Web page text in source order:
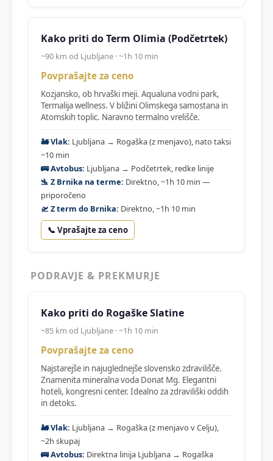
Kako priti do Term Olimia (Podčetrtek)
~90 km od Ljubljane · ~1h 10 min
Povprašajte za ceno
Kozjansko, ob hrvaški meji. Aqualuna vodni park,
Termalija wellness. V bližini Olimskega samostana in
Atomskih toplic. Naravno termalno vrelišče.
🚂 Vlak: Ljubljana → Rogaška (z menjavo), nato taksi
~10 min
🚌 Avtobus: Ljubljana → Podčetrtek, redke linije
🛬 Z Brnika na terme: Direktno, ~1h 10 min —
priporočeno
🛫 Z term do Brnika: Direktno, ~1h 10 min
📞 Vprašajte za ceno
PODRAVJE & PREKMURJE
Kako priti do Rogaške Slatine
~85 km od Ljubljane · ~1h 10 min
Povprašajte za ceno
Najstarejše in najuglednejše slovensko zdravilišče.
Znamenita mineralna voda Donat Mg. Elegantni
hoteli, kongresni center. Idealno za zdraviliški oddih
in detoks.
🚂 Vlak: Ljubljana → Rogaška (z menjavo v Celju),
~2h skupaj
🚌 Avtobus: Direktna linija Ljubljana → Rogaška